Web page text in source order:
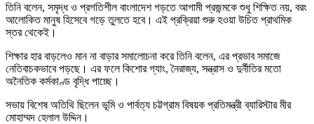
তিনি বলেন, সমৃদ্ধ ও প্রগতিশীল বাংলাদেশ গড়তে আগামী প্রজন্মকে শুধু শিক্ষিত নয়, বরং
আলোকিত মানুষ হিসেবে গড়ে তুলতে হবে। এই প্রক্রিয়া শুরু হওয়া উচিত প্রাথমিক
স্তর থেকেই।
শিক্ষার হার বাড়লেও মান না বাড়ার সমালোচনা করে তিনি বলেন, এর প্রভাব সমাজে
নেতিবাচকভাবে পড়ছে। এর ফলে কিশোর গ্যাং, নৈরাজ্য, সন্ত্রাস ও দুর্নীতির মতো
অনৈতিক কর্মকাণ্ড বৃদ্ধি পাচ্ছে।
সভায় বিশেষ অতিথি ছিলেন ভূমি ও পার্বত্য চট্টগ্রাম বিষয়ক প্রতিমন্ত্রী ব্যারিস্টার মীর
মোহাম্মদ হেলাল উদ্দিন।